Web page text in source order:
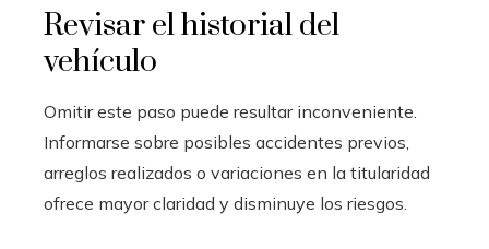
Revisar el historial del
vehículo
Omitir este paso puede resultar inconveniente.
Informarse sobre posibles accidentes previos,
arreglos realizados o variaciones en la titularidad
ofrece mayor claridad y disminuye los riesgos.